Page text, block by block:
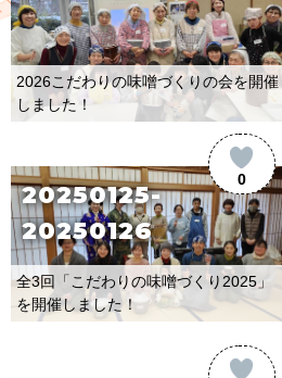
2026こだわりの味噌づくりの会を開催
しました！
0
20250125-
20250126
全3回「こだわりの味噌づくり2025」
を開催しました！